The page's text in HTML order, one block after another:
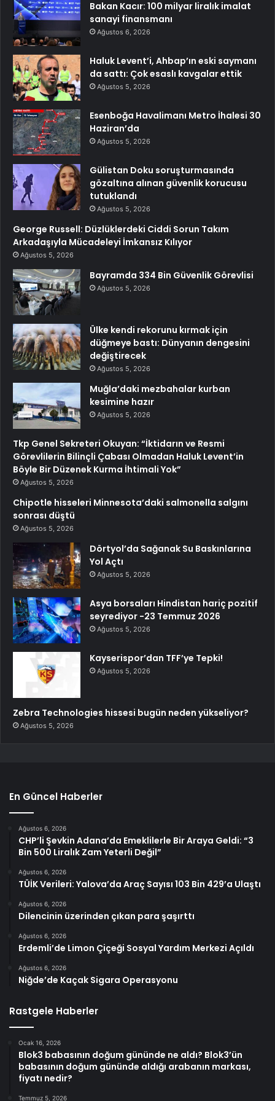
Bakan Kacır: 100 milyar liralık imalat
sanayi finansmanı
Ağustos 6, 2026
Haluk Levent’i, Ahbap’ın eski saymanı
da sattı: Çok esaslı kavgalar ettik
Ağustos 5, 2026
Esenboğa Havalimanı Metro İhalesi 30
Haziran’da
Ağustos 5, 2026
Gülistan Doku soruşturmasında
gözaltına alınan güvenlik korucusu
tutuklandı
Ağustos 5, 2026
George Russell: Düzlüklerdeki Ciddi Sorun Takım
Arkadaşıyla Mücadeleyi İmkansız Kılıyor
Ağustos 5, 2026
Bayramda 334 Bin Güvenlik Görevlisi
Ağustos 5, 2026
Ülke kendi rekorunu kırmak için
düğmeye bastı: Dünyanın dengesini
değiştirecek
Ağustos 5, 2026
Muğla’daki mezbahalar kurban
kesimine hazır
Ağustos 5, 2026
Tkp Genel Sekreteri Okuyan: “İktidarın ve Resmi
Görevlilerin Bilinçli Çabası Olmadan Haluk Levent’in
Böyle Bir Düzenek Kurma İhtimali Yok”
Ağustos 5, 2026
Chipotle hisseleri Minnesota’daki salmonella salgını
sonrası düştü
Ağustos 5, 2026
Dörtyol’da Sağanak Su Baskınlarına
Yol Açtı
Ağustos 5, 2026
Asya borsaları Hindistan hariç pozitif
seyrediyor -23 Temmuz 2026
Ağustos 5, 2026
Kayserispor’dan TFF’ye Tepki!
Ağustos 5, 2026
Zebra Technologies hissesi bugün neden yükseliyor?
Ağustos 5, 2026
En Güncel Haberler
Ağustos 6, 2026
CHP’li Şevkin Adana’da Emeklilerle Bir Araya Geldi: “3
Bin 500 Liralık Zam Yeterli Değil”
Ağustos 6, 2026
TÜİK Verileri: Yalova’da Araç Sayısı 103 Bin 429’a Ulaştı
Ağustos 6, 2026
Dilencinin üzerinden çıkan para şaşırttı
Ağustos 6, 2026
Erdemli’de Limon Çiçeği Sosyal Yardım Merkezi Açıldı
Ağustos 6, 2026
Niğde’de Kaçak Sigara Operasyonu
Rastgele Haberler
Ocak 16, 2026
Blok3 babasının doğum gününde ne aldı? Blok3’ün
babasının doğum gününde aldığı arabanın markası,
fiyatı nedir?
Temmuz 5, 2026